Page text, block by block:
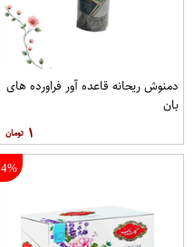
دمنوش ریحانه قاعده آور فراورده های
بان
۱
4%